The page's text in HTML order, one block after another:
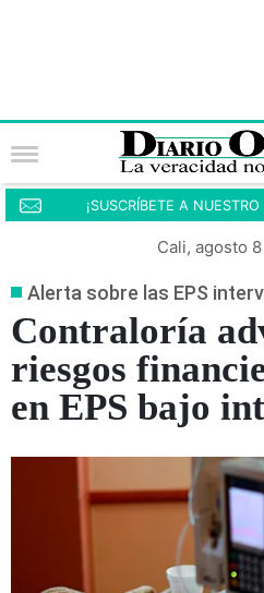
¡SUSCRÍBETE A
Cali, agosto
Alerta sobre las EPS
Contraloría
riesgos
en EPS bajo